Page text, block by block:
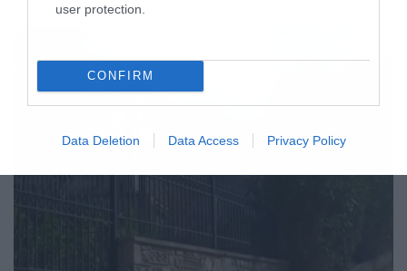
user protection.
CONFIRM
Data Deletion Data Access Privacy Policy